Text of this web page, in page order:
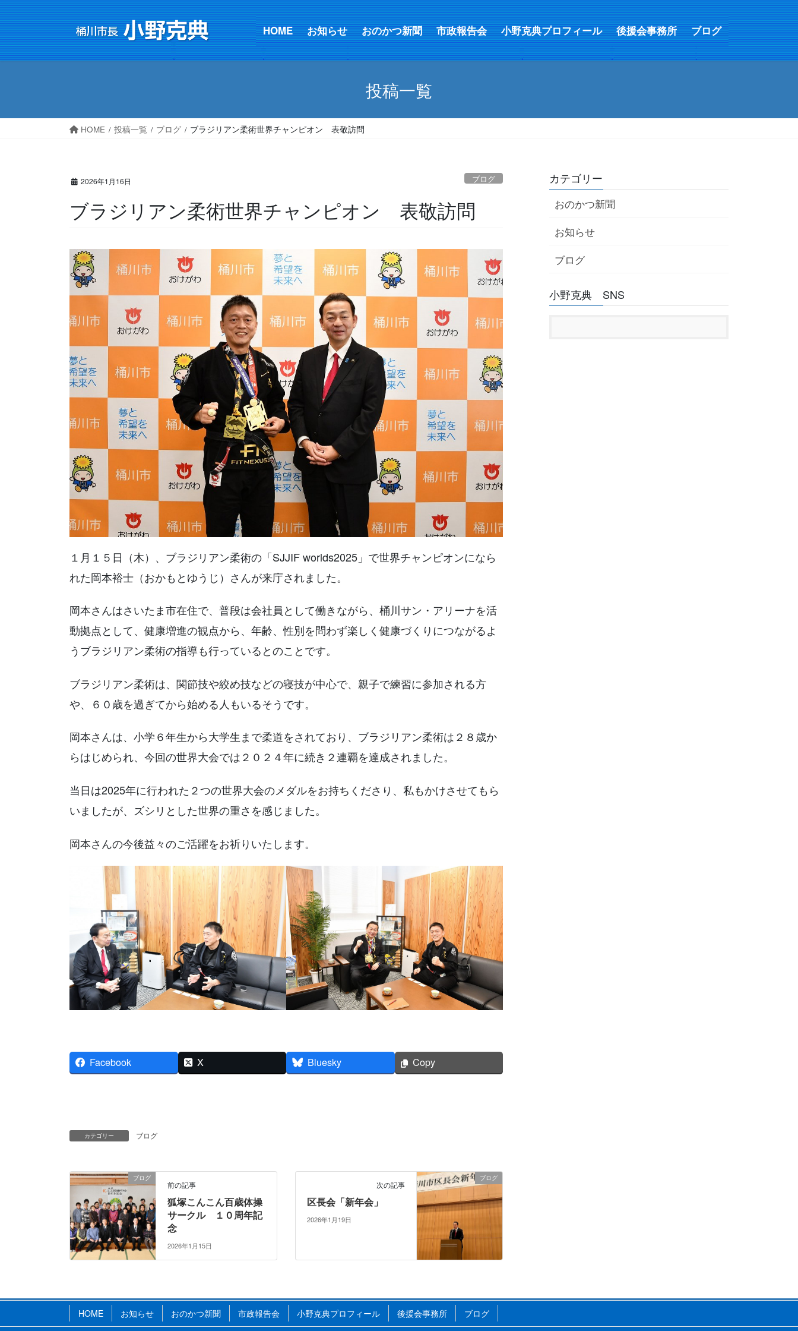
コ
ン
テ
ン
キ
ナ
ビ
ゲ
ー
に
HOME お知らせ おのかつ新聞 市政報告会 小野克典プロフィール 後援会事務所 ブログ
投稿一覧
HOME 投稿一覧 ブログ ブラジリアン柔術世界チャンピオン 表敬訪問
2026年1月16日 ブログ
ブラジリアン柔術世界チャンピオン 表敬訪問
１月１５日（木）、ブラジリアン柔術の「SJJIF worlds2025」で世界チャンピオンになら
れた岡本裕士（おかもとゆうじ）さんが来庁されました。
岡本さんはさいたま市在住で、普段は会社員として働きながら、桶川サン・アリーナを活
動拠点として、健康増進の観点から、年齢、性別を問わず楽しく健康づくりにつながるよ
うブラジリアン柔術の指導も行っているとのことです。
ブラジリアン柔術は、関節技や絞め技などの寝技が中心で、親子で練習に参加される方
や、６０歳を過ぎてから始める人もいるそうです。
岡本さんは、小学６年生から大学生まで柔道をされており、ブラジリアン柔術は２８歳か
らはじめられ、今回の世界大会では２０２４年に続き２連覇を達成されました。
当日は2025年に行われた２つの世界大会のメダルをお持ちくださり、私もかけさせてもら
いましたが、ズシリとした世界の重さを感じました。
岡本さんの今後益々のご活躍をお祈りいたします。
Facebook X Bluesky Copy
カテゴリー ブログ
ブログ
前の記事
狐塚こんこん百歳体操
サークル １０周年記
念
2026年1月15日
ブログ
次の記事
区長会「新年会」
2026年1月19日
カテゴリー
おのかつ新聞
お知らせ
ブログ
小野克典 SNS
HOME お知らせ おのかつ新聞 市政報告会 小野克典プロフィール 後援会事務所 ブログ